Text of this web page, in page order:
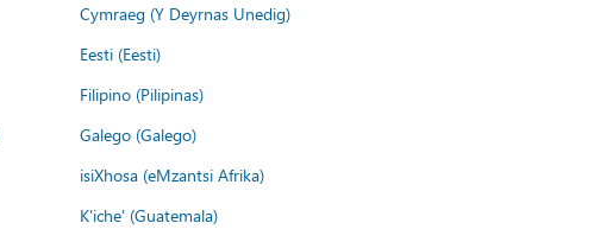
Cymraeg (Y Deyrnas Unedig)
Eesti (Eesti)
Filipino (Pilipinas)
Galego (Galego)
isiXhosa (eMzantsi Afrika)
K'iche' (Guatemala)